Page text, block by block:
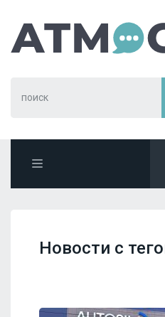
Новости с